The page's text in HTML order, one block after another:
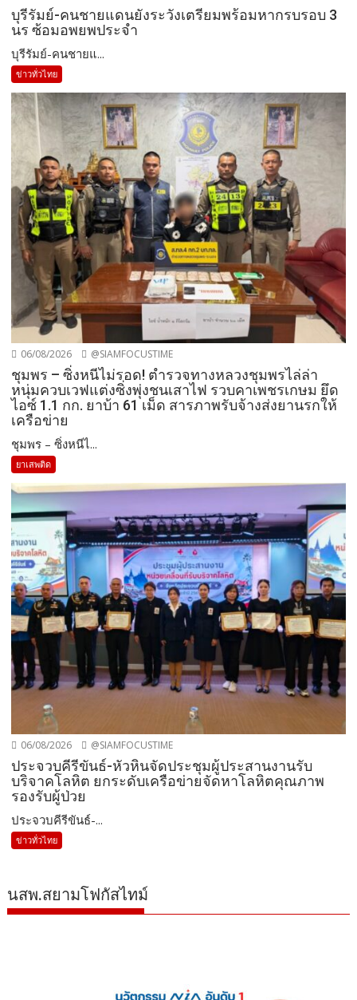
บุรีรัมย์-คนชายแดนยังระวังเตรียมพร้อมหากรบรอบ 3
นร ซ้อมอพยพประจำ
บุรีรัมย์-คนชายแ...
ข่าวทั่วไทย
06/08/2026 @SIAMFOCUSTIME
ชุมพร – ซิ่งหนีไม่รอด! ตำรวจทางหลวงชุมพรไล่ล่า
หนุ่มควบเวฟแต่งซิ่งพุ่งชนเสาไฟ รวบคาเพชรเกษม ยึด
ไอซ์ 1.1 กก. ยาบ้า 61 เม็ด สารภาพรับจ้างส่งยานรกให้
เครือข่าย
ชุมพร – ซิ่งหนีไ...
ยาเสพติด
06/08/2026 @SIAMFOCUSTIME
ประจวบคีรีขันธ์-หัวหินจัดประชุมผู้ประสานงานรับ
บริจาคโลหิต ยกระดับเครือข่ายจัดหาโลหิตคุณภาพ
รองรับผู้ป่วย
ประจวบคีรีขันธ์-...
ข่าวทั่วไทย
นสพ.สยามโฟกัสไทม์